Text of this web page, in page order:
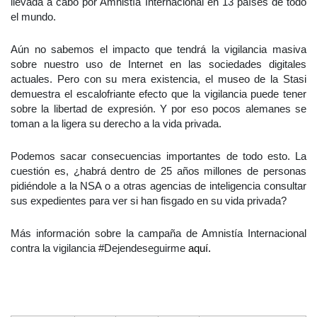
el mundo.
Aún no sabemos el impacto que tendrá la vigilancia masiva
sobre nuestro uso de Internet en las sociedades digitales
actuales. Pero con su mera existencia, el museo de la Stasi
demuestra el escalofriante efecto que la vigilancia puede tener
sobre la libertad de expresión. Y por eso pocos alemanes se
toman a la ligera su derecho a la vida privada.
Podemos sacar consecuencias importantes de todo esto. La
cuestión es, ¿habrá dentro de 25 años millones de personas
pidiéndole a la NSA o a otras agencias de inteligencia consultar
sus expedientes para ver si han fisgado en su vida privada?
Más información sobre la campaña de Amnistía Internacional
contra la vigilancia #Dejendeseguirme aquí.